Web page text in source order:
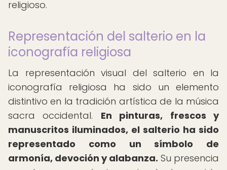
religioso.
Representación del salterio en la
iconografía religiosa
La representación visual del salterio en la
iconografía religiosa ha sido un elemento
distintivo en la tradición artística de la música
sacra occidental. En pinturas, frescos y
manuscritos iluminados, el salterio ha sido
representado como un símbolo de
armonía, devoción y alabanza. Su presencia